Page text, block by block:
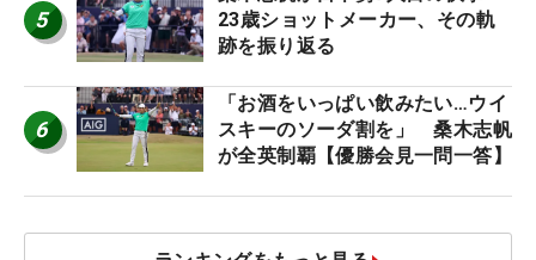
5
23歳ショットメーカー、その軌
跡を振り返る
6
「お酒をいっぱい飲みたい…ウイ
スキーのソーダ割を」 桑木志帆
が全英制覇【優勝会見一問一答】